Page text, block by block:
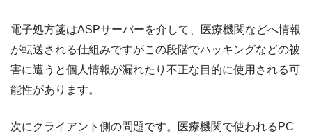
電子処方箋はASPサーバーを介して、医療機関などへ情報
が転送される仕組みですがこの段階でハッキングなどの被
害に遭うと個人情報が漏れたり不正な目的に使用される可
能性があります。
次にクライアント側の問題です。医療機関で使われるPC